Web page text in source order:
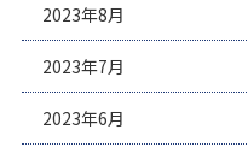
2023年8月
2023年7月
2023年6月